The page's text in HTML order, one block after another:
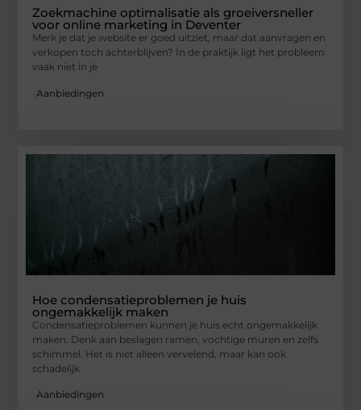
Zoekmachine optimalisatie als groeiversneller
voor online marketing in Deventer
Merk je dat je website er goed uitziet, maar dat aanvragen en
verkopen toch achterblijven? In de praktijk ligt het probleem
vaak niet in je
Aanbiedingen
Hoe condensatieproblemen je huis
ongemakkelijk maken
Condensatieproblemen kunnen je huis echt ongemakkelijk
maken. Denk aan beslagen ramen, vochtige muren en zelfs
schimmel. Het is niet alleen vervelend, maar kan ook
schadelijk
Aanbiedingen